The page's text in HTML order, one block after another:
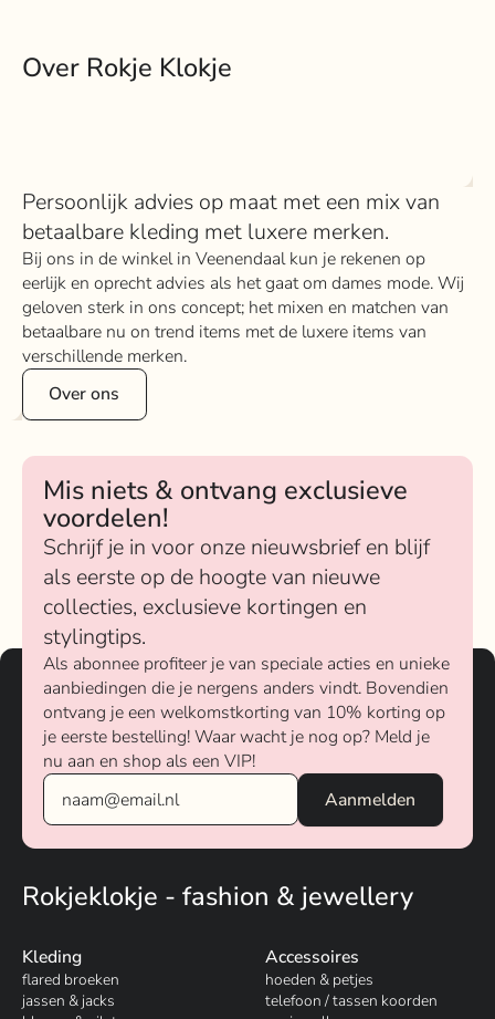
Over Rokje Klokje
Persoonlijk advies op maat met een mix van
betaalbare kleding met luxere merken.
Bij ons in de winkel in Veenendaal kun je rekenen op
eerlijk en oprecht advies als het gaat om dames mode. Wij
geloven sterk in ons concept; het mixen en matchen van
betaalbare nu on trend items met de luxere items van
verschillende merken.
Over ons
Mis niets & ontvang exclusieve
voordelen!
Schrijf je in voor onze nieuwsbrief en blijf
als eerste op de hoogte van nieuwe
collecties, exclusieve kortingen en
stylingtips.
Als abonnee profiteer je van speciale acties en unieke
aanbiedingen die je nergens anders vindt. Bovendien
ontvang je een welkomstkorting van 10% korting op
je eerste bestelling! Waar wacht je nog op? Meld je
nu aan en shop als een VIP!
Rokjeklokje - fashion & jewellery
Kleding
flared broeken
jassen & jacks
Accessoires
hoeden & petjes
telefoon / tassen koorden